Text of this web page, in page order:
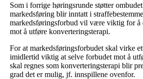
Som i forrige høringsrunde støtter
markedsføring blir inntatt i
markedsføringsforbud vil være viktig for å
mot å utføre konverteringsterapi.
For at markedsføringsforbudet skal virke
imidlertid viktig at selve forbudet mot å
skal regnes som konverteringsterapi blir
grad det er mulig, jf. innspillene ovenfor.